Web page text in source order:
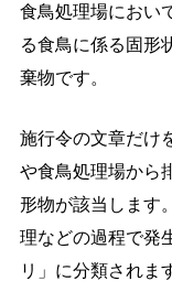
食鳥処理場におい
る食鳥に係る固形
棄物です。
施行令の文章だけ
や食鳥処理場から
形物が該当します
理などの過程で発
リ」に分類されま